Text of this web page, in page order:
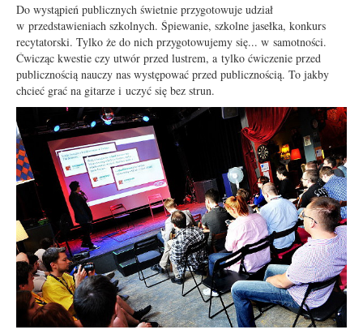
Do wystąpień publicznych świetnie przygotowuje udział
w przedstawieniach szkolnych. Śpiewanie, szkolne jasełka, konkurs
recytatorski. Tylko że do nich przygotowujemy się... w samotności.
Ćwicząc kwestie czy utwór przed lustrem, a tylko ćwiczenie przed
publicznością nauczy nas występować przed publicznością. To jakby
chcieć grać na gitarze i uczyć się bez strun.